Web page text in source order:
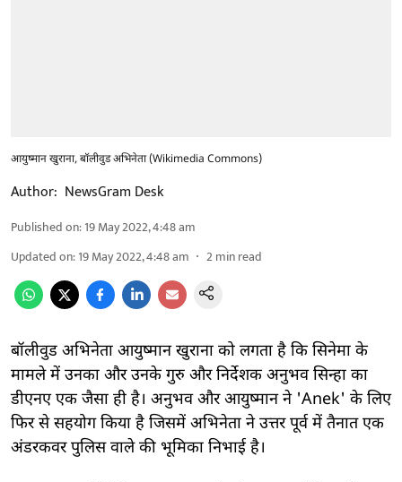
आयुष्मान खुराना, बॉलीवुड अभिनेता (Wikimedia Commons)
Author: NewsGram Desk
Published on:19 May 2022, 4:48 am
Updated on:19 May 2022, 4:48 am 2min read
बॉलीवुड अभिनेता आयुष्मान खुराना को लगता है कि सिनेमा के
मामले में उनका और उनके गुरु और निर्देशक अनुभव सिन्हा का
डीएनए एक जैसा ही है। अनुभव और आयुष्मान ने 'Anek' के लिए
फिर से सहयोग किया है जिसमें अभिनेता ने उत्तर पूर्व में तैनात एक
अंडरकवर पुलिस वाले की भूमिका निभाई है।